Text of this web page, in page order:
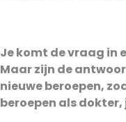
Je komt de vraag in
Maar zijn de
nieuwe beroepen,
beroepen als